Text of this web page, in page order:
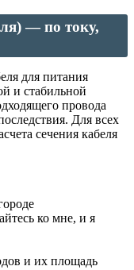
— по току,
для питания
и стабильной
провода
Для всех
сечения кабеля
ко мне, и я
и их площадь